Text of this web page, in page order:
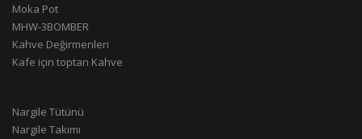
Moka Pot
MHW-3BOMBER
Kahve Değirmenleri
Kafe için toptan Kahve
Nargile Tütünü
Nargile Takımı